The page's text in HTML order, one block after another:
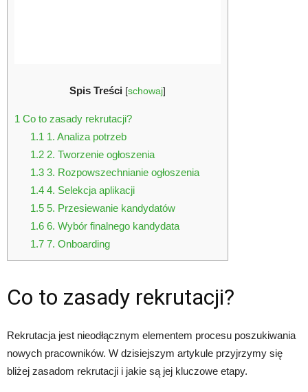
Spis Treści [schowaj]
1 Co to zasady rekrutacji?
1.1 1. Analiza potrzeb
1.22. Tworzenie ogłoszenia
1.33. Rozpowszechnianie ogłoszenia
1.44. Selekcja aplikacji
1.55. Przesiewanie kandydatów
1.66. Wybór finalnego kandydata
1.77. Onboarding
Co to zasady rekrutacji?
Rekrutacja jest nieodłącznym elementem procesu poszukiwania
nowych pracowników. W dzisiejszym artykule przyjrzymy się
bliżej zasadom rekrutacji i jakie są jej kluczowe etapy.